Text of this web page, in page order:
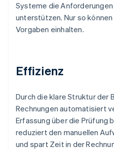
Systeme die
unterstützen. Nur so
Vorgaben einhalten.
Effizienz
Durch die klare Struktur der
Rechnungen automatisiert
Erfassung über die Prüfung
reduziert den manuellen
und spart Zeit in der